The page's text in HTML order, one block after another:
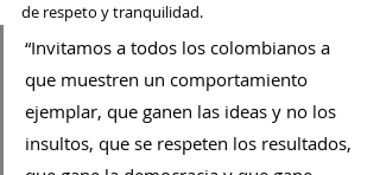
de respeto y tranquilidad.
“Invitamos a todos los colombianos a
que muestren un comportamiento
ejemplar, que ganen las ideas y no los
insultos, que se respeten los resultados,